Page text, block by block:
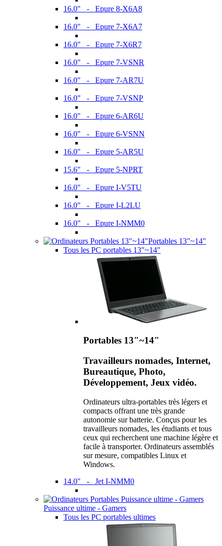
16.0" - Epure 8-X6A8
16.0" - Epure 7-X6A7
16.0" - Epure 7-X6R7
16.0" - Epure 7-VSNR
16.0" - Epure 7-AR7U
16.0" - Epure 7-VSNP
16.0" - Epure 6-AR6U
16.0" - Epure 6-VSNN
16.0" - Epure 5-AR5U
15.6" - Epure 5-NPRT
16.0" - Epure I-V5TU
16.0" - Epure I-L2LU
16.0" - Epure I-NMM0
Portables 13"~14"
Tous les PC portables 13"~14"
Portables 13"~14"
Travailleurs nomades, Internet,
Bureautique, Photo,
Développement, Jeux vidéo.
Ordinateurs ultra-portables très légers et
compacts offrant une très grande
autonomie sur batterie. Conçus pour les
travailleurs nomades, les étudiants et tous
ceux qui recherchent une machine légère et
facile à transporter. Ordinateurs assemblés
sur mesure, compatibles Linux et
Windows.
14.0" - Jet I-NMM0
Puissance ultime - Gamers
Tous les PC portables ultimes